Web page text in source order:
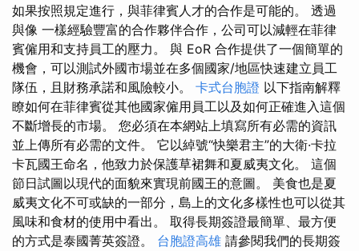
如果按照規定進行，與菲律賓人才的合作是可能的。 透過
與像 一樣經驗豐富的合作夥伴合作，公司可以減輕在菲律
賓僱用和支持員工的壓力。 與 EoR 合作提供了一個簡單的
機會，可以測試外國市場並在多個國家/地區快速建立員工
隊伍，且財務承諾和風險較小。 卡式台胞證 以下指南解釋
瞭如何在菲律賓從其他國家僱用員工以及如何正確進入這個
不斷增長的市場。 您必須在本網站上填寫所有必需的資訊
並上傳所有必需的文件。 它以綽號“快樂君主”的大衛·卡拉
卡瓦國王命名，他致力於保護草裙舞和夏威夷文化。 這個
節日試圖以現代的面貌來實現前國王的意圖。 美食也是夏
威夷文化不可或缺的一部分，島上的文化多樣性也可以從其
風味和食材的使用中看出。 取得長期簽證最簡單、最方便
的方式是泰國菁英簽證。 台胞證高雄 請參閱我們的長期簽